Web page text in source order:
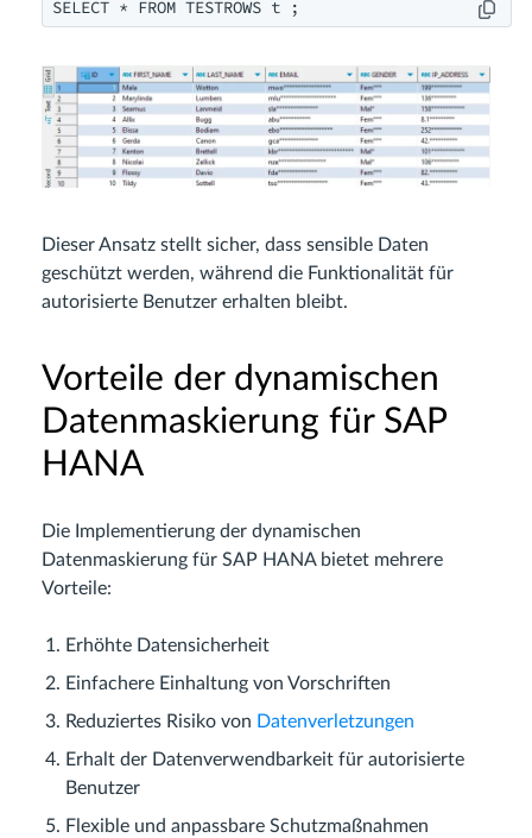
SELECT * FROM TESTROWS t ;
Dieser Ansatz stellt sicher, dass sensible Daten
geschützt werden, während die Funktionalität für
autorisierte Benutzer erhalten bleibt.
Vorteile der dynamischen
Datenmaskierung für SAP
HANA
Die Implementierung der dynamischen
Datenmaskierung für SAP HANA bietet mehrere
Vorteile:
Erhöhte Datensicherheit
Einfachere Einhaltung von Vorschriften
Reduziertes Risiko von Datenverletzungen
Erhalt der Datenverwendbarkeit für autorisierte
Benutzer
Flexible und anpassbare Schutzmaßnahmen